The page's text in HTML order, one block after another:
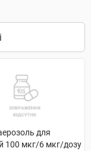
для
100 мкг/6 мкг/дозу